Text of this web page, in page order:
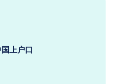
上户口